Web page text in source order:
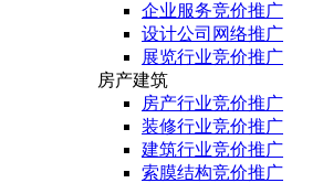
企业服务竞价推广
设计公司网络推广
展览行业竞价推广
房产建筑
房产行业竞价推广
装修行业竞价推广
建筑行业竞价推广
索膜结构竞价推广